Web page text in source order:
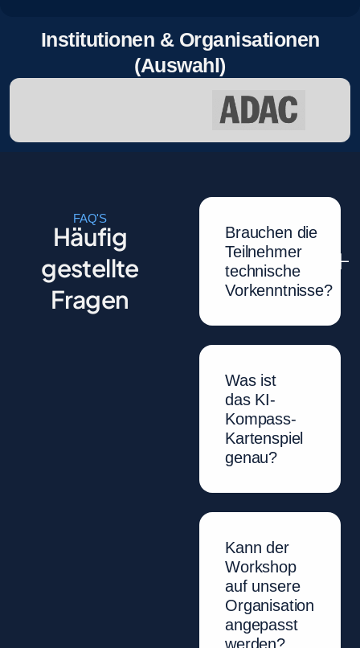
Institutionen & Organisationen
(Auswahl)
FAQ'S
Häufig
gestellte
Fragen
Brauchen die
Teilnehmer
technische
Vorkenntnisse?
Was ist
das KI-
Kompass-
Kartenspiel
genau?
Kann der
Workshop
auf unsere
Organisation
angepasst
werden?